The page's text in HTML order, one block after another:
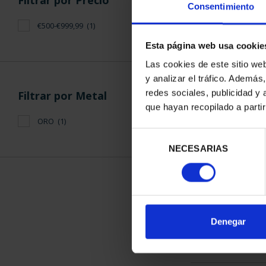
Consentimiento
Esta página web usa
Las cookies de este sitio
y analizar el tráfico.
redes sociales, publicidad y
que hayan recopilado a
consentimiento
NECESARIAS
Denegar
€500-€999,99 (1)
Filtrar por Metal
ORO (1)
150 AÑOS
MONEDA
ORDENAR POR: